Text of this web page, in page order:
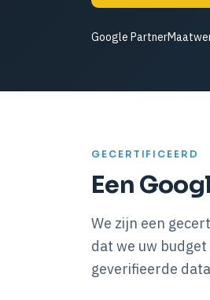
Google Partner
GECERTIFICEERD
Een
We zijn een
dat we uw
geverifieerde